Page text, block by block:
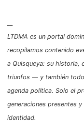
LTDMA es un portal
recopilamos contenido
a Quisqueya: su historia,
triunfos — y también
agenda política. Solo el
generaciones presentes
identidad.